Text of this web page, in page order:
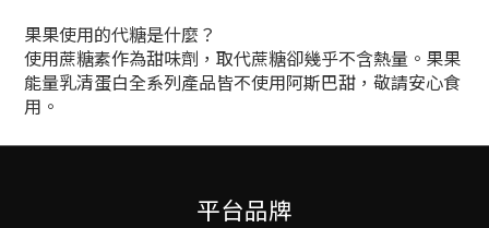
果果使用的代糖是什麼？
使用蔗糖素作為甜味劑，取代蔗糖卻幾乎不含熱量。果果
能量乳清蛋白全系列產品皆不使用阿斯巴甜，敬請安心食
用。
平台品牌